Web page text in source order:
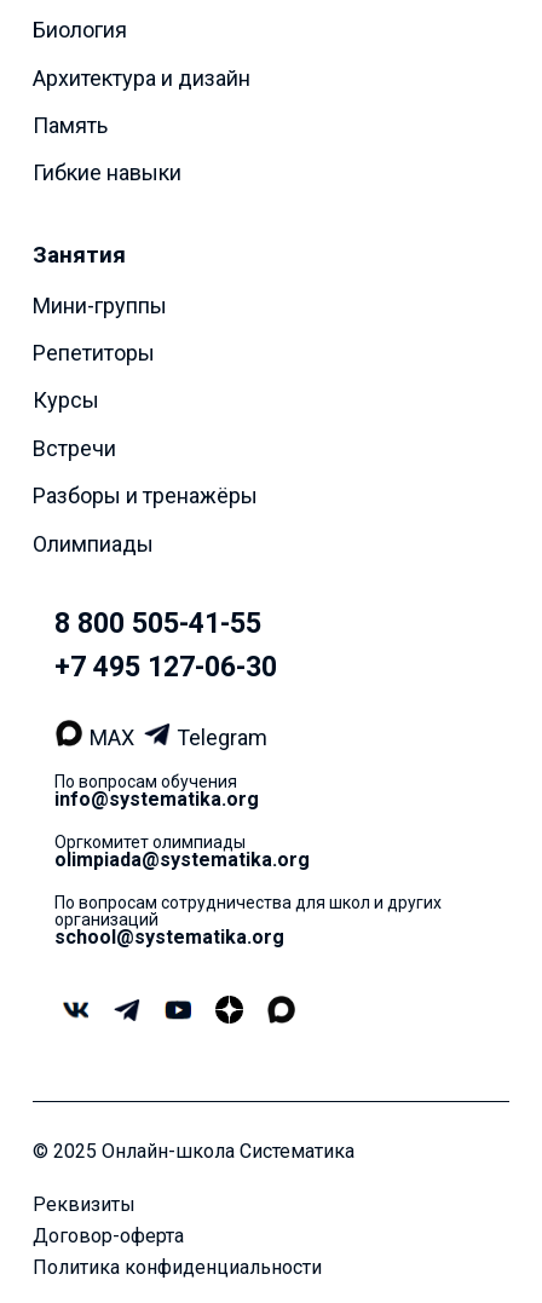
Биология
Архитектура и дизайн
Память
Гибкие навыки
Занятия
Мини-группы
Репетиторы
Курсы
Встречи
Разборы и тренажёры
Олимпиады
8 800 505-41-55
+7 495 127-06-30
MAX Telegram
По вопросам обучения
info@systematika.org
Оргкомитет олимпиады
olimpiada@systematika.org
По вопросам сотрудничества для школ и других
организаций
school@systematika.org
© 2025 Онлайн-школа Систематика
Реквизиты
Договор-оферта
Политика конфиденциальности